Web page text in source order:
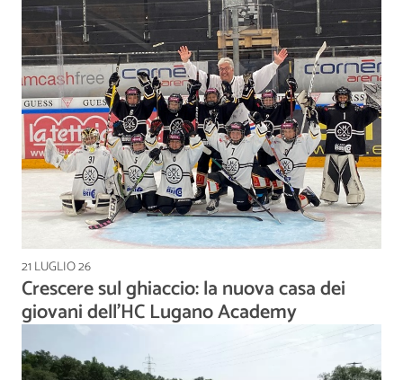
21 LUGLIO 26
Crescere sul ghiaccio: la nuova casa dei
giovani dell’HC Lugano Academy